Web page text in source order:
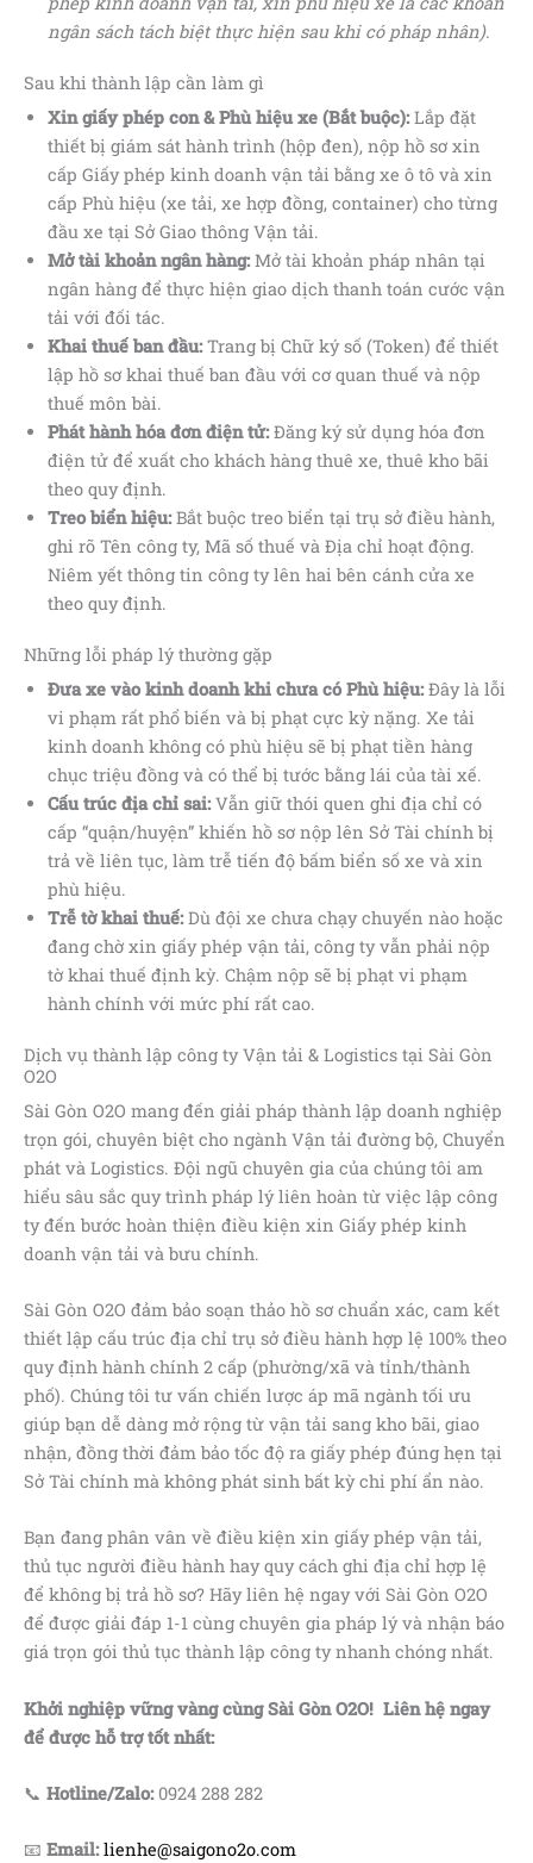
ngân sách tách biệt thực hiện sau khi có pháp nhân).
Sau khi thành lập cần làm gì
Xin giấy phép con & Phù hiệu xe (Bắt buộc):Lắp đặt
thiết bị giám sát hành trình (hộp đen), nộp hồ sơ xin
cấp Giấy phép kinh doanh vận tải bằng xe ô tô và xin
cấp Phù hiệu (xe tải, xe hợp đồng, container) cho từng
đầu xe tại Sở Giao thông Vận tải.
Mở tài khoản ngân hàng:Mở tài khoản pháp nhân tại
ngân hàng để thực hiện giao dịch thanh toán cước vận
tải với đối tác.
Khai thuế ban đầu:Trang bị Chữ ký số (Token) để thiết
lập hồ sơ khai thuế ban đầu với cơ quan thuế và nộp
thuế môn bài.
Phát hành hóa đơn điện tử:Đăng ký sử dụng hóa đơn
điện tử để xuất cho khách hàng thuê xe, thuê kho bãi
theo quy định.
Treo biển hiệu:Bắt buộc treo biển tại trụ sở điều hành,
ghi rõ Tên công ty, Mã số thuế và Địa chỉ hoạt động.
Niêm yết thông tin công ty lên hai bên cánh cửa xe
theo quy định.
Những lỗi pháp lý thường gặp
Đưa xe vào kinh doanh khi chưa có Phù hiệu:Đây là lỗi
vi phạm rất phổ biến và bị phạt cực kỳ nặng. Xe tải
kinh doanh không có phù hiệu sẽ bị phạt tiền hàng
chục triệu đồng và có thể bị tước bằng lái của tài xế.
Cấu trúc địa chỉ sai:Vẫn giữ thói quen ghi địa chỉ có
cấp “quận/huyện” khiến hồ sơ nộp lên Sở Tài chính bị
trả về liên tục, làm trễ tiến độ bấm biển số xe và xin
phù hiệu.
Trễ tờ khai thuế:Dù đội xe chưa chạy chuyến nào hoặc
đang chờ xin giấy phép vận tải, công ty vẫn phải nộp
tờ khai thuế định kỳ. Chậm nộp sẽ bị phạt vi phạm
hành chính với mức phí rất cao.
Dịch vụ thành lập công ty Vận tải & Logistics tại Sài Gòn
O2O
Sài Gòn O2O mang đến giải pháp thành lập doanh nghiệp
trọn gói, chuyên biệt cho ngành Vận tải đường bộ, Chuyển
phát và Logistics. Đội ngũ chuyên gia của chúng tôi am
hiểu sâu sắc quy trình pháp lý liên hoàn từ việc lập công
ty đến bước hoàn thiện điều kiện xin Giấy phép kinh
doanh vận tải và bưu chính.
Sài Gòn O2O đảm bảo soạn thảo hồ sơ chuẩn xác, cam kết
thiết lập cấu trúc địa chỉ trụ sở điều hành hợp lệ 100% theo
quy định hành chính 2 cấp (phường/xã và tỉnh/thành
phố). Chúng tôi tư vấn chiến lược áp mã ngành tối ưu
giúp bạn dễ dàng mở rộng từ vận tải sang kho bãi, giao
nhận, đồng thời đảm bảo tốc độ ra giấy phép đúng hẹn tại
Sở Tài chính mà không phát sinh bất kỳ chi phí ẩn nào.
Bạn đang phân vân về điều kiện xin giấy phép vận tải,
thủ tục người điều hành hay quy cách ghi địa chỉ hợp lệ
để không bị trả hồ sơ? Hãy liên hệ ngay với Sài Gòn O2O
để được giải đáp 1-1 cùng chuyên gia pháp lý và nhận báo
giá trọn gói thủ tục thành lập công ty nhanh chóng nhất.
Khởi nghiệp vững vàng cùng Sài Gòn O2O! Liên hệ ngay
để được hỗ trợ tốt nhất:
📞 Hotline/Zalo:0924 288 282
📧 Email: lienhe@saigono2o.com